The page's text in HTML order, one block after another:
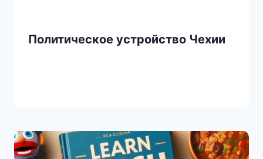
Политическое устройство Чехии